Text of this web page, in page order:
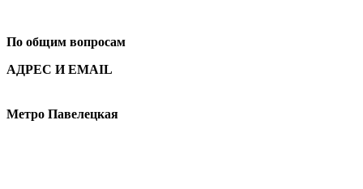
По общим вопросам
АДРЕС И EMAIL
Метро Павелецкая